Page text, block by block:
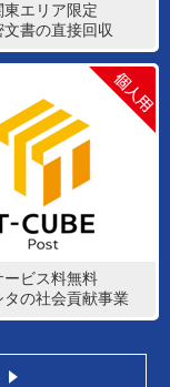
東エリア限定
文書の直接回収
ービス料無料
タの社会貢献事業